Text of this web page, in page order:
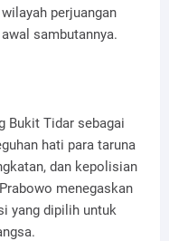
perjuangan
sambutannya.
Bukit Tidar sebagai
hati para taruna
dan kepolisian
menegaskan
yang dipilih untuk